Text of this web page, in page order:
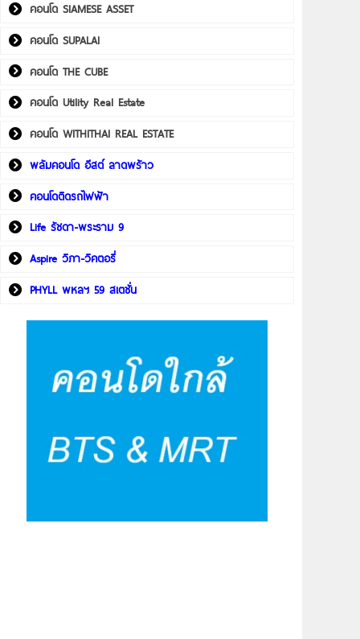
คอนโด SIAMESE ASSET
คอนโด SUPALAI
คอนโด THE CUBE
คอนโด Utility Real Estate
คอนโด WITHITHAI REAL ESTATE
พลัมคอนโด อีสต์ ลาดพร้าว
คอนโดติดรถไฟฟ้า
Life รัชดา-พระราม 9
Aspire วิภา-วิคตอรี่
PHYLL พหลฯ 59 สเตชั่น